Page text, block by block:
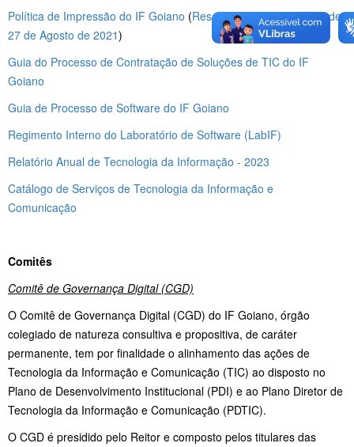
Política de Impressão do IF Goiano (Resolução CONSUP Nº 64 de
27 de Agosto de 2021)
Guia do Processo de Contratação de Soluções de TIC do IF
Goiano
Guia de Processo de Software do IF Goiano
Regimento Interno do Laboratório de Software (LabIF)
Relatório Anual de Tecnologia da Informação - 2023
Catálogo de Serviços de Tecnologia da Informação e
Comunicação
Comitês
Comitê de Governança Digital (CGD)
O Comitê de Governança Digital (CGD) do IF Goiano, órgão
colegiado de natureza consultiva e propositiva, de caráter
permanente, tem por finalidade o alinhamento das ações de
Tecnologia da Informação e Comunicação (TIC) ao disposto no
Plano de Desenvolvimento Institucional (PDI) e ao Plano Diretor de
Tecnologia da Informação e Comunicação (PDTIC).
O CGD é presidido pelo Reitor e composto pelos titulares das